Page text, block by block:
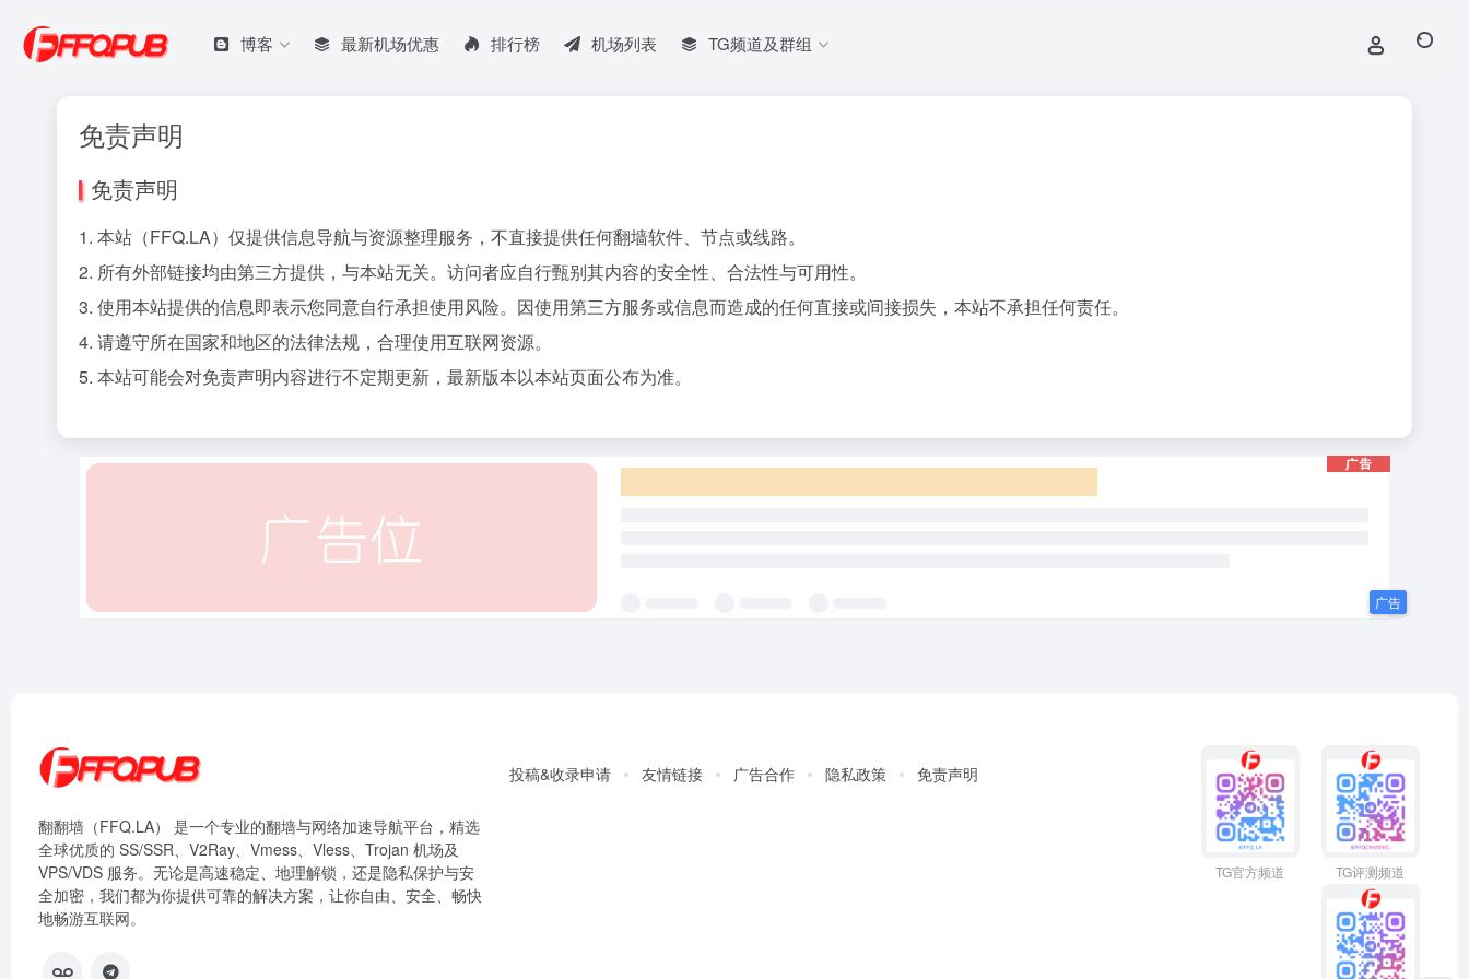
博客 最新机场优惠 排行榜 机场列表 TG频道及群组
免责声明
免责声明
1. 本站（FFQ.LA）仅提供信息导航与资源整理服务，不直接提供任何翻墙软件、节点或线路。
2. 所有外部链接均由第三方提供，与本站无关。访问者应自行甄别其内容的安全性、合法性与可用性。
3. 使用本站提供的信息即表示您同意自行承担使用风险。因使用第三方服务或信息而造成的任何直接或间接损失，本站不承担任何责任。
4. 请遵守所在国家和地区的法律法规，合理使用互联网资源。
5. 本站可能会对免责声明内容进行不定期更新，最新版本以本站页面公布为准。
翻翻墙（FFQ.LA） 是一个专业的翻墙与网络加速导航平台，精选
全球优质的 SS/SSR、V2Ray、Vmess、Vless、Trojan 机场及
VPS/VDS 服务。无论是高速稳定、地理解锁，还是隐私保护与安
全加密，我们都为你提供可靠的解决方案，让你自由、安全、畅快
地畅游互联网。
投稿&收录申请 友情链接 广告合作 隐私政策 免责声明
TG官方频道 TG评测频道